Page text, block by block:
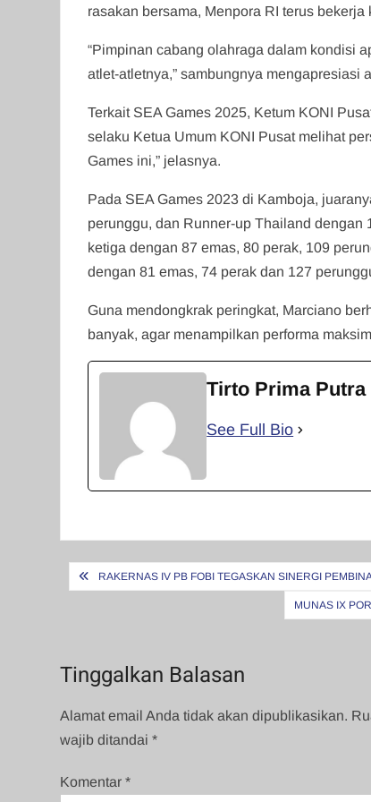
rasakan bersama, Menpora RI terus
“Pimpinan cabang olahraga dalam kondisi
atlet-atletnya,” sambungnya mengapresiasi
Terkait SEA Games 2025, Ketum KONI
selaku Ketua Umum KONI Pusat melihat
Games ini,” jelasnya.
Pada SEA Games 2023 di Kamboja,
perunggu, dan Runner-up Thailand dengan
ketiga dengan 87 emas, 80 perak, 109
dengan 81 emas, 74 perak dan 127
Guna mendongkrak peringkat, Marciano
banyak, agar menampilkan performa
Tirto Prima Putra
See Full Bio
Navigasi
RAKERNAS IV PB FOBI TEGASKAN SINERGI
MUNAS IX
Tinggalkan Balasan
Alamat email Anda tidak akan dipublikasikan.
wajib ditandai*
Komentar*